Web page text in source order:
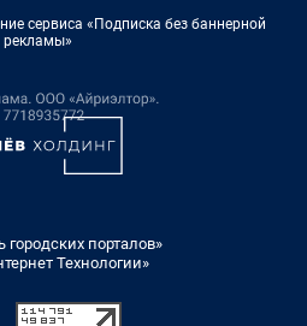
сервиса «Подписка без баннерной
рекламы»
порталов»
Технологии»